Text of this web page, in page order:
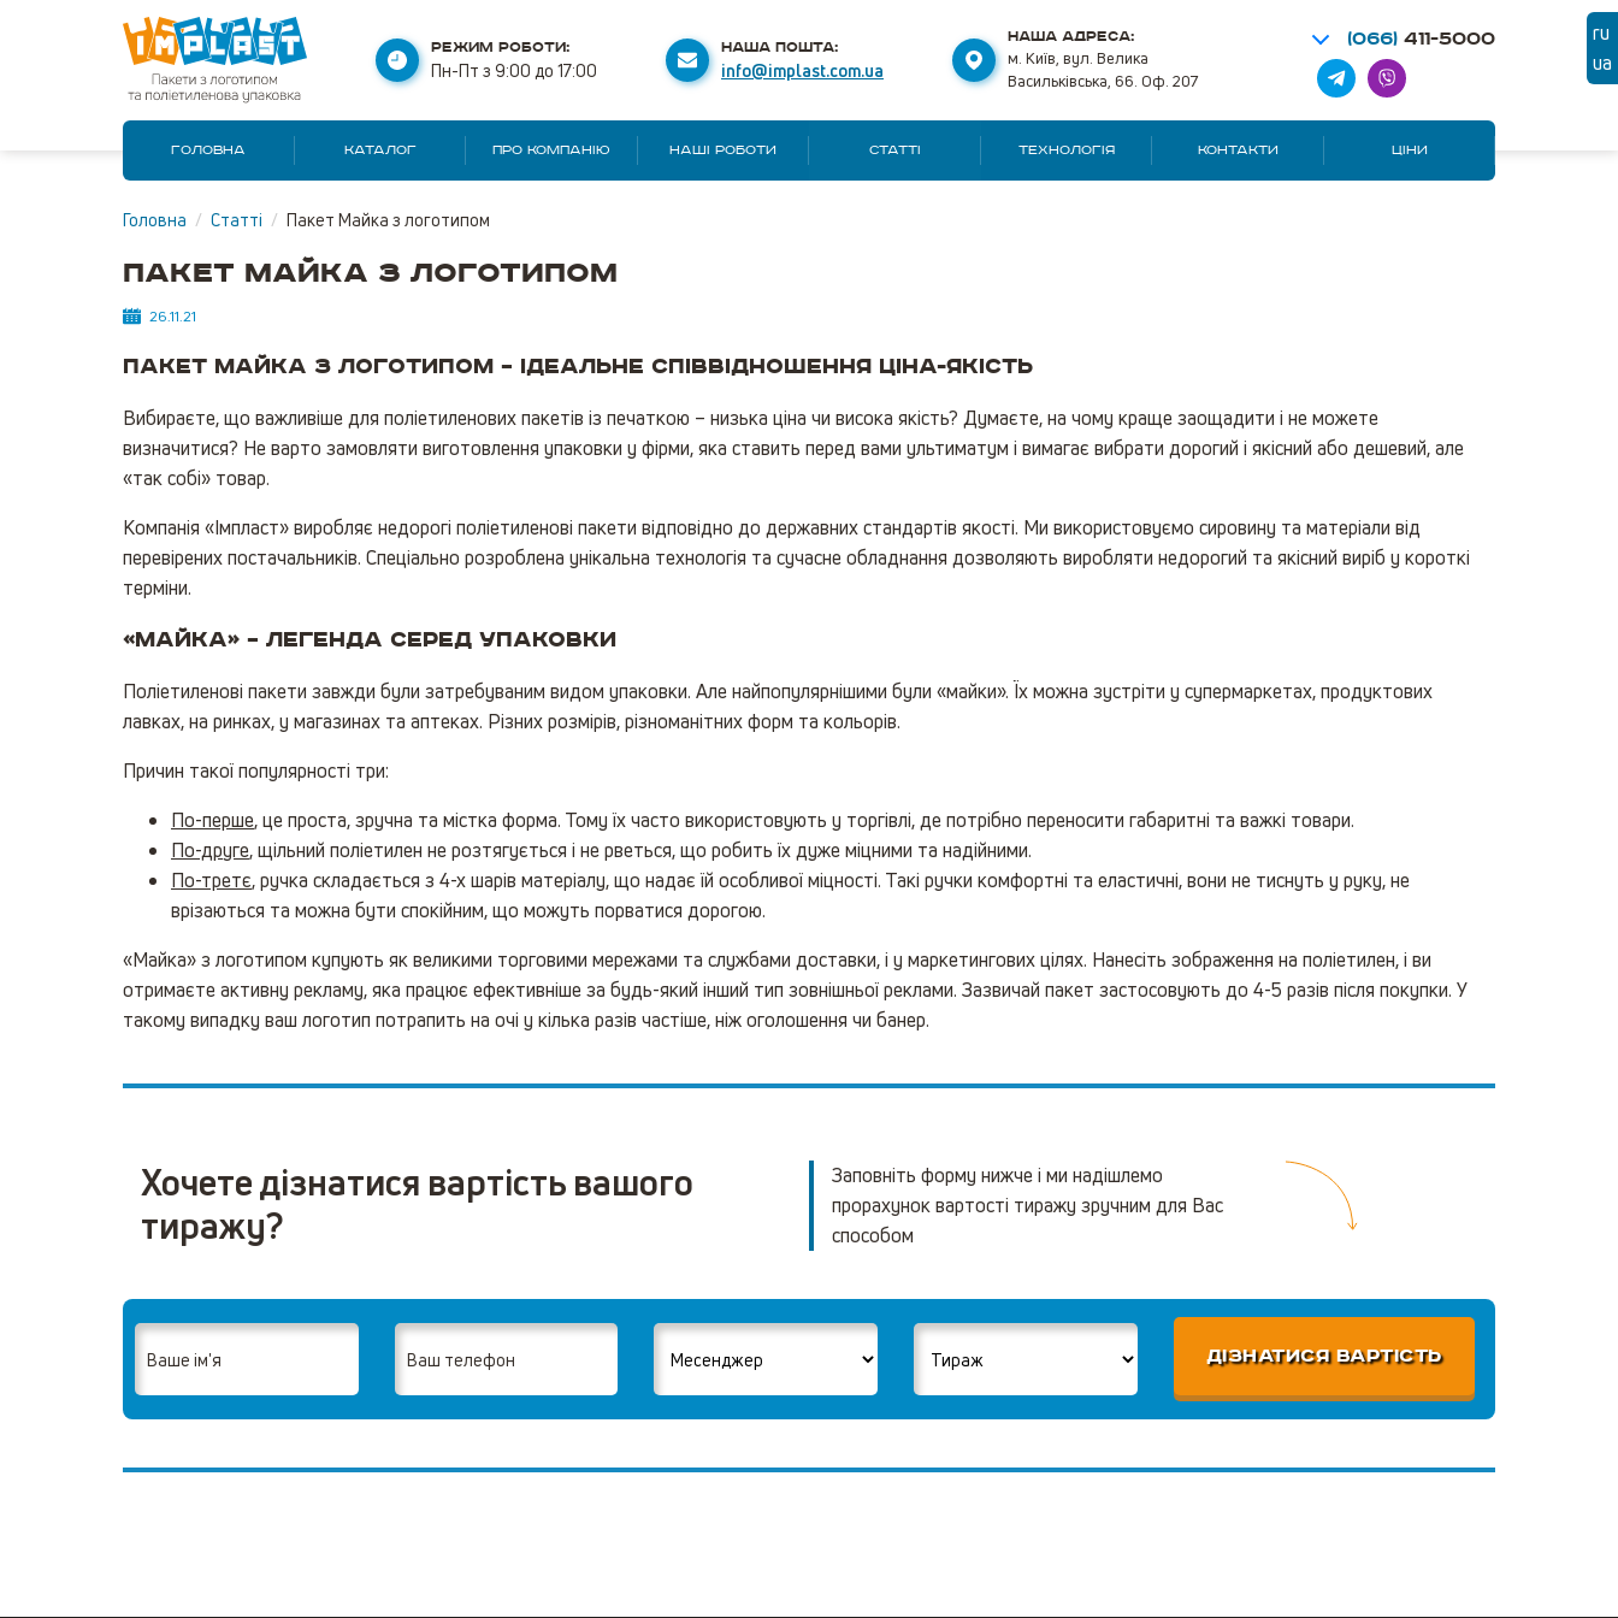
ru
ua
РЕЖИМ РОБОТИ:
Пн-Пт з 9:00 до 17:00
НАША ПОШТА:
info@implast.com.ua
НАША АДРЕСА:
м. Київ, вул. Велика
Васильківська, 66. Оф. 207
(066) 411-5000
ГОЛОВНА КАТАЛОГ ПРО КОМПАНІЮ НАШІ РОБОТИ СТАТТІ ТЕХНОЛОГІЯ КОНТАКТИ ЦІНИ
Головна / Статті / Пакет Майка з логотипом
Пакет Майка з логотипом
26.11.21
Пакет Майка з логотипом – ідеальне співвідношення ціна-якість
Вибираєте, що важливіше для поліетиленових пакетів із печаткою – низька ціна чи висока якість? Думаєте, на чому краще заощадити і не можете
визначитися? Не варто замовляти виготовлення упаковки у фірми, яка ставить перед вами ультиматум і вимагає вибрати дорогий і якісний або дешевий, але
«так собі» товар.
Компанія «Імпласт» виробляє недорогі поліетиленові пакети відповідно до державних стандартів якості. Ми використовуємо сировину та матеріали від
перевірених постачальників. Спеціально розроблена унікальна технологія та сучасне обладнання дозволяють виробляти недорогий та якісний виріб у короткі
терміни.
«Майка» – легенда серед упаковки
Поліетиленові пакети завжди були затребуваним видом упаковки. Але найпопулярнішими були «майки». Їх можна зустріти у супермаркетах, продуктових
лавках, на ринках, у магазинах та аптеках. Різних розмірів, різноманітних форм та кольорів.
Причин такої популярності три:
По-перше, це проста, зручна та містка форма. Тому їх часто використовують у торгівлі, де потрібно переносити габаритні та важкі товари.
По-друге, щільний поліетилен не розтягується і не рветься, що робить їх дуже міцними та надійними.
По-третє, ручка складається з 4-х шарів матеріалу, що надає їй особливої міцності. Такі ручки комфортні та еластичні, вони не тиснуть у руку, не
врізаються та можна бути спокійним, що можуть порватися дорогою.
«Майка» з логотипом купують як великими торговими мережами та службами доставки, і у маркетингових цілях. Нанесіть зображення на поліетилен, і ви
отримаєте активну рекламу, яка працює ефективніше за будь-який інший тип зовнішньої реклами. Зазвичай пакет застосовують до 4-5 разів після покупки. У
такому випадку ваш логотип потрапить на очі у кілька разів частіше, ніж оголошення чи банер.
Хочете дізнатися вартість вашого
тиражу?
Заповніть форму нижче і ми надішлемо
прорахунок вартості тиражу зручним для Вас
способом
ДІЗНАТИСЯ ВАРТІСТЬ